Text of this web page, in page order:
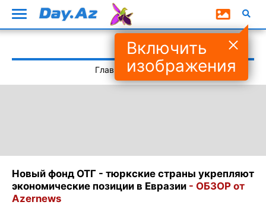
ОТГ
Главная #ОТГ
Новый фонд ОТГ - тюркские страны укрепляют
экономические позиции в Евразии - ОБЗОР от
Azernews
Включить
изображения